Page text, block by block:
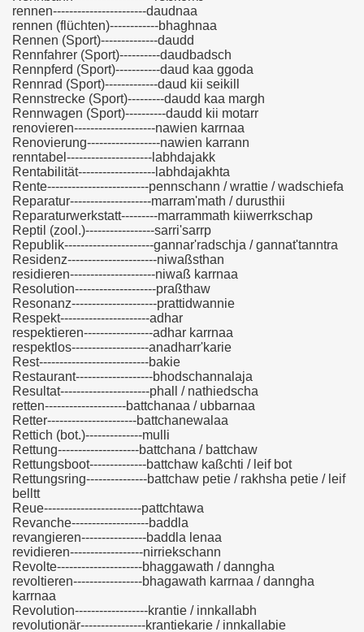
rennen-----------------------daudnaa
rennen (flüchten)------------bhaghnaa
Rennen (Sport)--------------daudd
Rennfahrer (Sport)----------daudbadsch
Rennpferd (Sport)-----------daud kaa ggoda
Rennrad (Sport)-------------daud kii seikill
Rennstrecke (Sport)---------daudd kaa margh
Rennwagen (Sport)----------daudd kii motarr
renovieren--------------------nawien karrnaa
Renovierung------------------nawien karrann
renntabel---------------------labhdajakk
Rentabilität-------------------labhdajakhta
Rente-------------------------pennschann / wrattie / wadschiefa
Reparatur--------------------marram'math / durusthii
Reparaturwerkstatt---------marrammath kiiwerrkschap
Reptil (zool.)-----------------sarri'sarrp
Republik----------------------gannar'radschja / gannat'tanntra
Residenz----------------------niwaßsthan
residieren---------------------niwaß karrnaa
Resolution--------------------praßthaw
Resonanz---------------------prattidwannie
Respekt----------------------adhar
respektieren-----------------adhar karrnaa
respektlos-------------------anadharr'karie
Rest---------------------------bakie
Restaurant-------------------bhodschannalaja
Resultat----------------------phall / nathiedscha
retten--------------------battchanaa / ubbarnaa
Retter----------------------battchanewalaa
Rettich (bot.)--------------mulli
Rettung--------------------battchana / battchaw
Rettungsboot--------------battchaw kaßchti / leif bot
Rettungsring---------------battchaw petie / rakhsha petie / leif
belltt
Reue------------------------pattchtawa
Revanche-------------------baddla
revangieren----------------baddla lenaa
revidieren------------------nirriekschann
Revolte---------------------bhaggawath / danngha
revoltieren-----------------bhagawath karrnaa / danngha
karrnaa
Revolution------------------krantie / innkallabh
revolutionär----------------krantiekarie / innkallabie